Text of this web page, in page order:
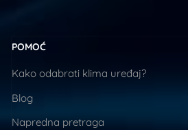
POMOĆ
Kako odabrati klima uređaj?
Blog
Napredna pretraga